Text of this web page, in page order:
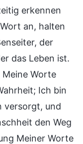
erkennen
an, halten
der
das Leben ist.
Worte
Ich bin
versorgt, und
den Weg
Meiner Worte